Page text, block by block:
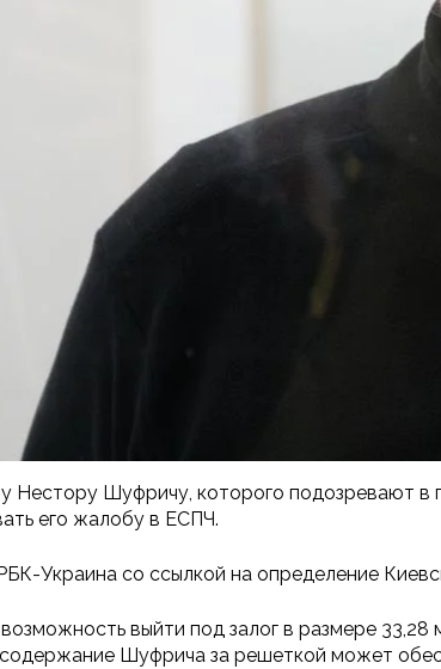
Нестору Шуфричу, которого подозревают в
его жалобу в ЕСПЧ.
Украина со ссылкой на определение
выйти под залог в размере
Шуфрича за решеткой может